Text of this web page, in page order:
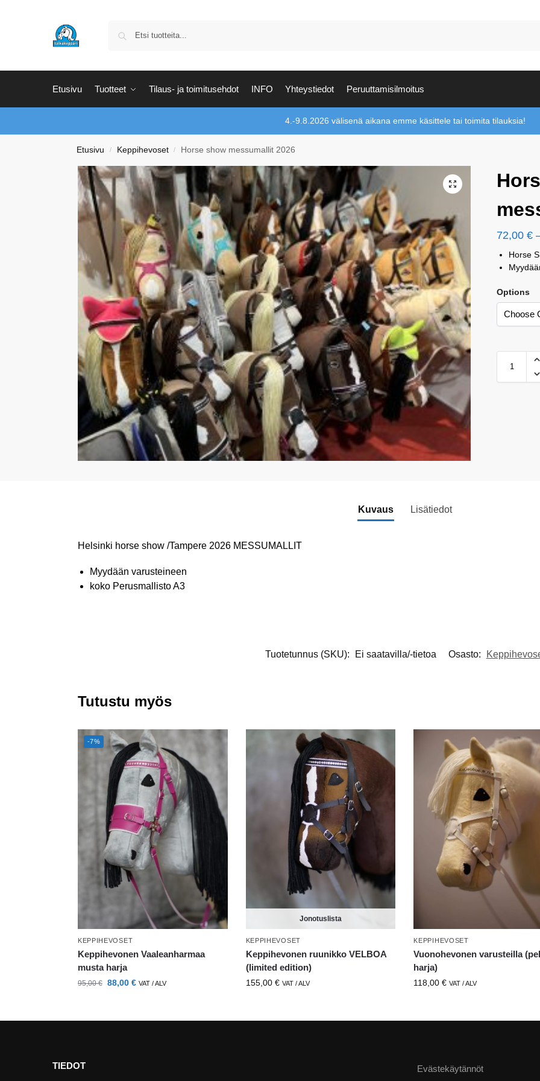
Etusivu Tuotteet Tilaus- ja toimitusehdot INFO Yhteystiedot Peruuttamisilmoitus
4.-9.8.2026 välisenä aikana emme käsittele tai toimita tilauksia!
Etusivu / Keppihevoset / Horse show messumallit 2026
72,00€
Horse
Options
Kuvaus Lisätiedot
Helsinki horse show /Tampere 2026 MESSUMALLIT
Myydään varusteineen
koko Perusmallisto A3
Tuotetunnus (SKU): Ei saatavilla/-tietoa Osasto:
Tutustu myös
-7%
KEPPIHEVOSET
Keppihevonen Vaaleanharmaa
musta harja
95,00€ 88,00 € VAT / ALV
Jonotuslista
KEPPIHEVOSET
Keppihevonen ruunikko VELBOA
(limited edition)
155,00 € VAT / ALV
KEPPIHEVOSET
Vuonohevonen varusteilla
harja)
118,00€ VAT / ALV
TIEDOT
Evästekäytännöt